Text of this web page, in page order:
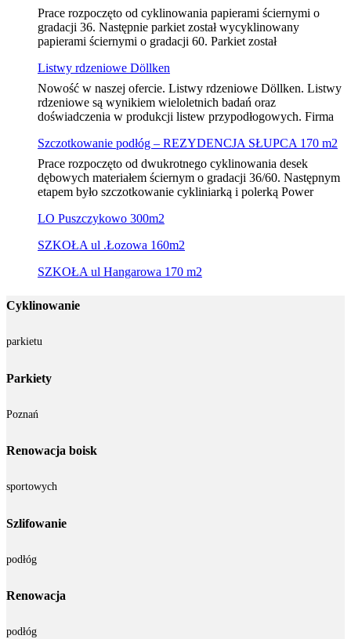
Prace rozpoczęto od cyklinowania papierami ściernymi o
gradacji 36. Następnie parkiet został wycyklinowany
papierami ściernymi o gradacji 60. Parkiet został
Listwy rdzeniowe Döllken
Nowość w naszej ofercie. Listwy rdzeniowe Döllken. Listwy
rdzeniowe są wynikiem wieloletnich badań oraz
doświadczenia w produkcji listew przypodłogowych. Firma
Szczotkowanie podłóg – REZYDENCJA SŁUPCA 170 m2
Prace rozpoczęto od dwukrotnego cyklinowania desek
dębowych materiałem ściernym o gradacji 36/60. Następnym
etapem było szczotkowanie cykliniarką i polerką Power
LO Puszczykowo 300m2
SZKOŁA ul .Łozowa 160m2
SZKOŁA ul Hangarowa 170 m2
Cyklinowanie
parkietu
Parkiety
Poznań
Renowacja boisk
sportowych
Szlifowanie
podłóg
Renowacja
podłóg